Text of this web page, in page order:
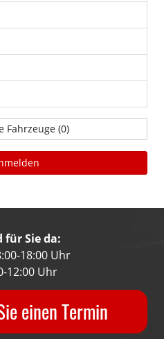
Fahrzeuge (0)
für Sie da:
18:00 Uhr
12:00 Uhr
einen Termin